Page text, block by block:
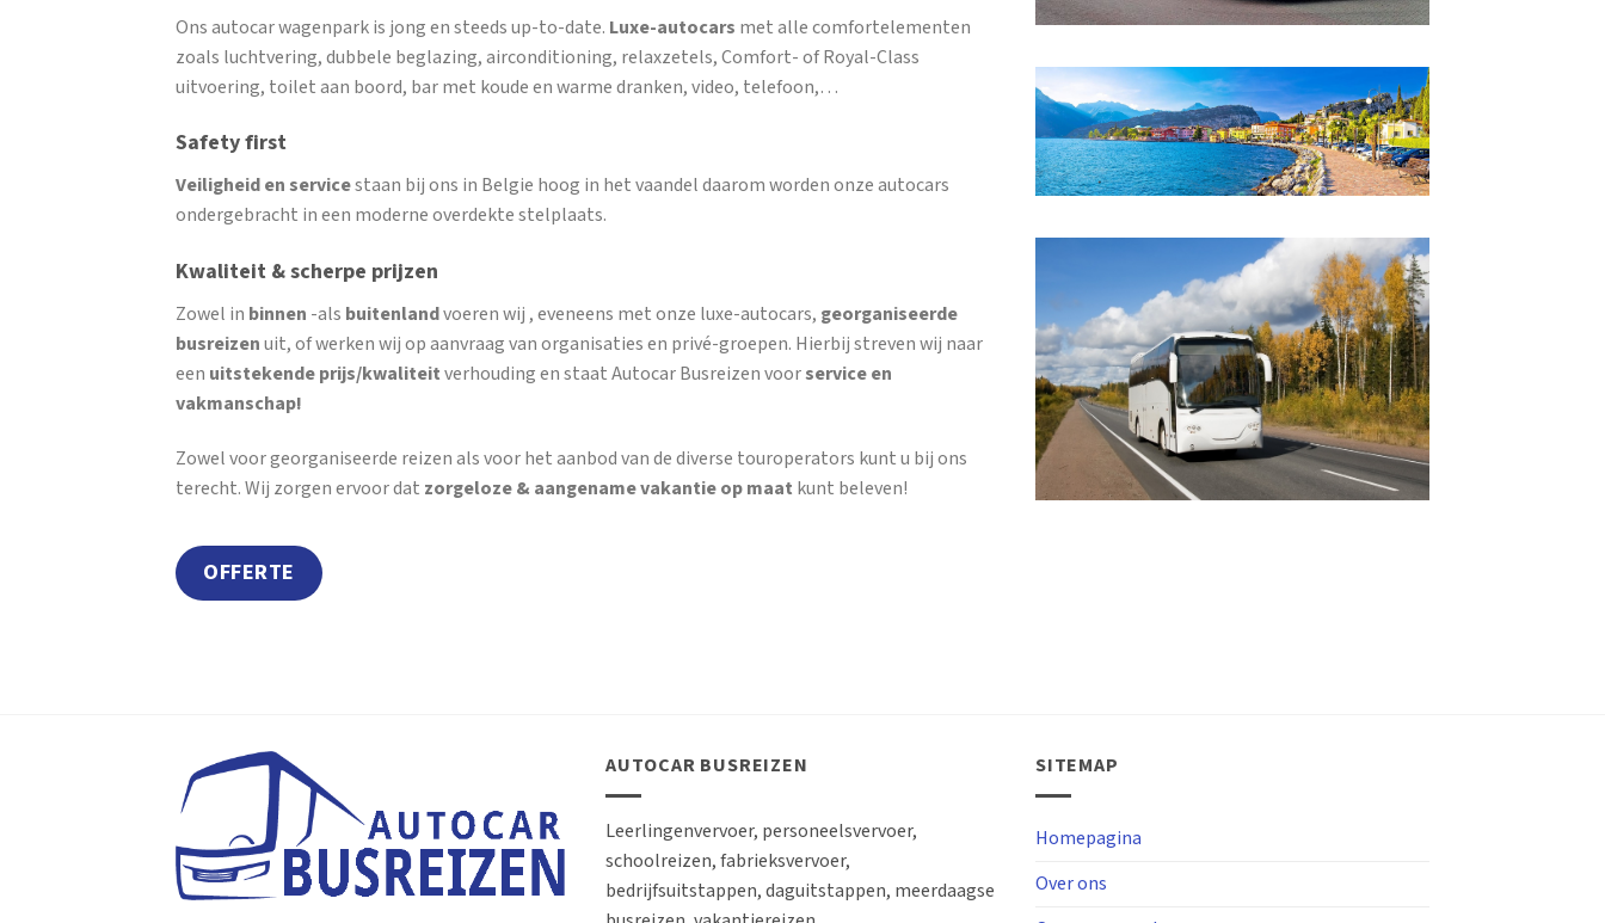
Ons autocar wagenpark is jong en steeds up-to-date. Luxe-autocars met alle comfortelementen
zoals luchtvering, dubbele beglazing, airconditioning, relaxzetels, Comfort- of Royal-Class
uitvoering, toilet aan boord, bar met koude en warme dranken, video, telefoon,…
Safety first
Veiligheid en servicestaan bij ons in Belgie hoog in het vaandel daarom worden onze autocars
ondergebracht in een moderne overdekte stelplaats.
Kwaliteit & scherpe prijzen
Zowel in binnen -als buitenlandvoeren wij , eveneens met onze luxe-autocars, georganiseerde
busreizenuit, of werken wij op aanvraag van organisaties en privé-groepen. Hierbij streven wij naar
een uitstekende prijs/kwaliteitverhouding en staat Autocar Busreizen voorservice en
vakmanschap!
Zowel voor georganiseerde reizen als voor het aanbod van de diverse touroperators kunt u bij ons
terecht. Wij zorgen ervoor dat zorgeloze & aangename vakantie op maat kunt beleven!
OFFERTE
AUTOCAR BUSREIZEN
Leerlingenvervoer, personeelsvervoer,
schoolreizen, fabrieksvervoer,
bedrijfsuitstappen, daguitstappen, meerdaagse
SITEMAP
Homepagina
Over ons